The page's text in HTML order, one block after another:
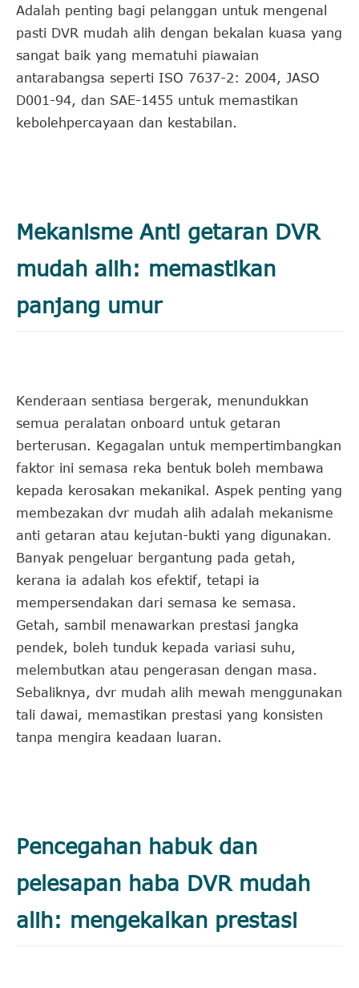
Adalah penting bagi pelanggan untuk mengenal
pasti DVR mudah alih dengan bekalan kuasa yang
sangat baik yang mematuhi piawaian
antarabangsa seperti ISO 7637-2: 2004, JASO
D001-94, dan SAE-1455 untuk memastikan
kebolehpercayaan dan kestabilan.
Mekanisme Anti getaran DVR
mudah alih: memastikan
panjang umur
Kenderaan sentiasa bergerak, menundukkan
semua peralatan onboard untuk getaran
berterusan. Kegagalan untuk mempertimbangkan
faktor ini semasa reka bentuk boleh membawa
kepada kerosakan mekanikal. Aspek penting yang
membezakan dvr mudah alih adalah mekanisme
anti getaran atau kejutan-bukti yang digunakan.
Banyak pengeluar bergantung pada getah,
kerana ia adalah kos efektif, tetapi ia
mempersendakan dari semasa ke semasa.
Getah, sambil menawarkan prestasi jangka
pendek, boleh tunduk kepada variasi suhu,
melembutkan atau pengerasan dengan masa.
Sebaliknya, dvr mudah alih mewah menggunakan
tali dawai, memastikan prestasi yang konsisten
tanpa mengira keadaan luaran.
Pencegahan habuk dan
pelesapan haba DVR mudah
alih: mengekalkan prestasi